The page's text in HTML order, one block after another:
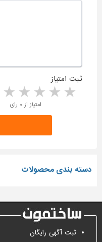
ثبت امتیاز
4 stars 3 stars 2 stars 1 star امتیاز از ۰ رای
دسته بندی محصولات
ثبت آگهی رایگان